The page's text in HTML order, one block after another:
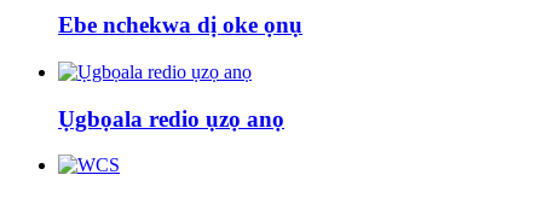
Ebe nchekwa dị oke ọnụ
Ụgbọala redio ụzọ anọ